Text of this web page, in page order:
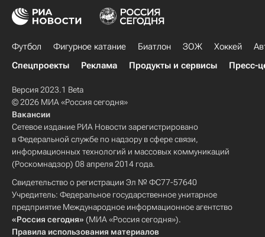
Футбол Фигурное катание Биатлон ЗОЖ Хоккей
Спецпроекты
Реклама Продукты и сервисы Пресс-
Версия 2023.1 Beta
© 2026 МИА «Россия сегодня»
Вакансии
Сетевое издание РИА Новости зарегистрировано
в Федеральной службе по надзору в сфере связи,
информационных технологий и массовых коммуникаций
(Роскомнадзор) 08 апреля 2014 года.
Свидетельство о регистрации Эл № ФС77-57640
Учредитель: Федеральное государственное унитарное
предприятие Международное информационное агентство
«Россия сегодня» (МИА «Россия сегодня»).
Правила использования материалов